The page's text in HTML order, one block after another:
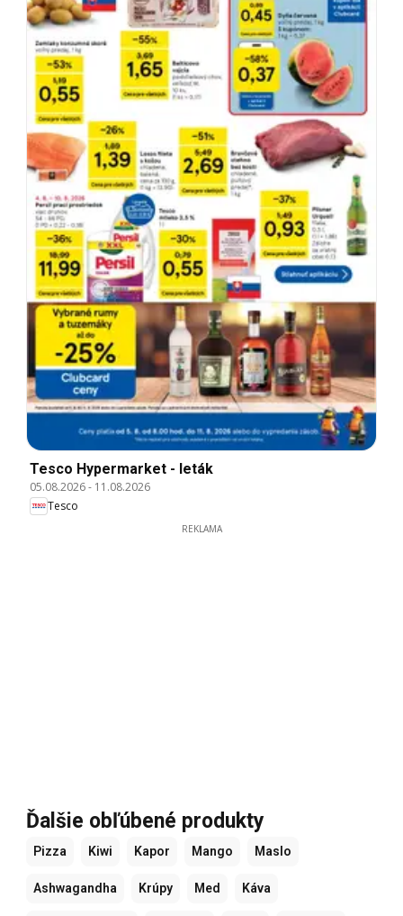
Tesco Hypermarket - leták
05.08.2026- 11.08.2026
Tesco
REKLAMA
Ďalšie obľúbené produkty
Pizza Kiwi Kapor Mango Maslo
Ashwagandha Krúpy Med Káva